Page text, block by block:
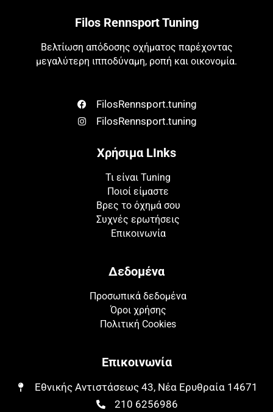
Filos Rennsport Tuning
Βελτίωση απόδοσης οχήματος παρέχοντας
μεγαλύτερη ιπποδύναμη, ροπή και οικονομία.
FilosRennsport.tuning
FilosRennsport.tuning
Χρήσιμα LInks
Τι είναι Tuning
Ποιοί είμαστε
Βρες το όχημά σου
Συχνές ερωτήσεις
Επικοινωνία
Δεδομένα
Προσωπικά δεδομένα
Όροι χρήσης
Πολιτική Cookies
Επικοινωνία
Εθνικής Αντιστάσεως 43, Νέα Ερυθραία 14671​​
210 6256986